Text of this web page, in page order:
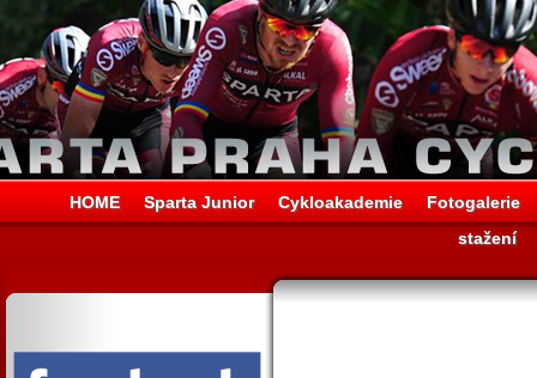
HOME Sparta Junior Cykloakademie
Fotogalerie
stažení